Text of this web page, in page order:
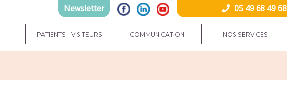
PATIENTS - VISITEURS COMMUNICATION NOS SERVICES
05 49 68 49 68
Newsletter